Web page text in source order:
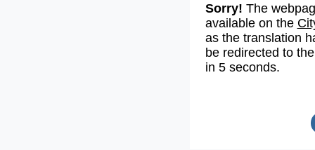
Sorry! The
available on the
as the translation
be redirected to
in 5 seconds.